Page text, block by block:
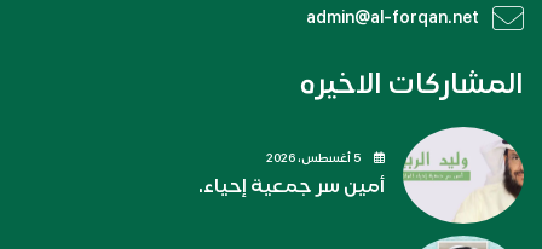
admin@al-forqan.net
المشاركات الاخيره
أمين سر جمعية إحياء.